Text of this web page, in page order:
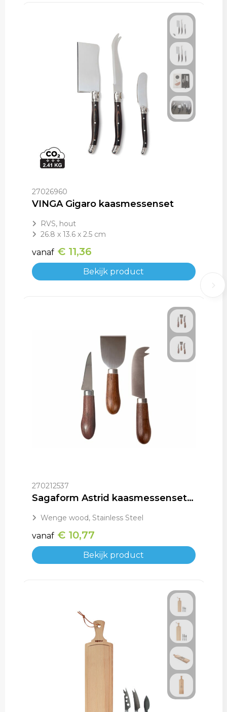
27026960
VINGA Gigaro kaasmessenset
RVS, hout
26.8 x 13.6 x 2.5 cm
vanaf € 11,36
Bekijk product
270212537
Sagaform Astrid kaasmessenset 3-delig
Wenge wood, Stainless Steel
vanaf € 10,77
Bekijk product